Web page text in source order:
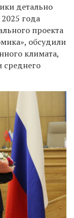
детально
года
проекта
обсудили
климата,
среднего